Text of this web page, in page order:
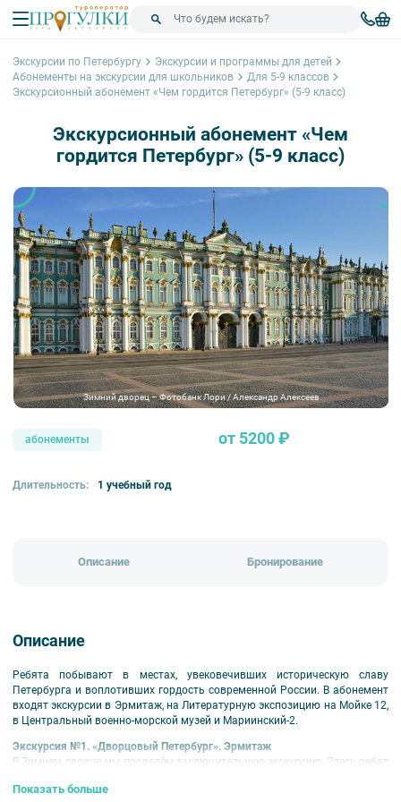
Экскурсии по Петербургу
Экскурсии и программы для детей
Абонементы на экскурсии для школьников
Для 5-9 классов
Экскурсионный абонемент «Чем гордится Петербург» (5-9 класс)
Экскурсионный абонемент «Чем
гордится Петербург» (5-9 класс)
Зимний дворец – Фотобанк Лори / Александр Алексеев
абонементы от 5200 ₽
Длительность: 1 учебный год
Описание Бронирование
Описание
Ребята побывают в местах, увековечивших историческую славу
Петербурга и воплотивших гордость современной России. В абонемент
входят экскурсии в Эрмитаж, на Литературную экспозицию на Мойке 12,
в Центральный военно-морской музей и Мариинский-2.
Экскурсия №1. «Дворцовый Петербург». Эрмитаж
В Зимнем дворце мы проведём заключительную экскурсию. Здесь ребят
познакомимся с сокровищами Эрмитажа в ходе обзорной экскурсии.
Показать больше